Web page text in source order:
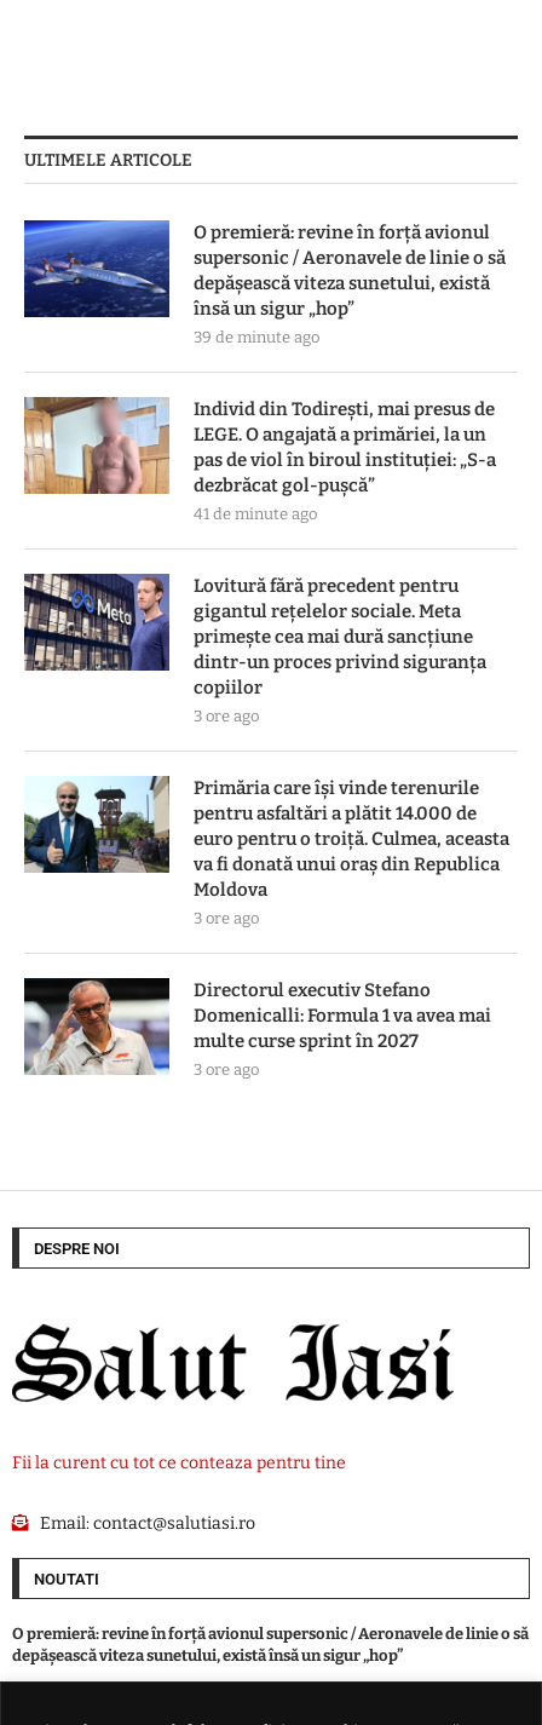
ULTIMELE ARTICOLE
O premieră: revine în forță avionul
supersonic / Aeronavele de linie o să
depășească viteza sunetului, există
însă un sigur „hop”
39 de minute ago
Individ din Todirești, mai presus de
LEGE. O angajată a primăriei, la un
pas de viol în biroul instituției: „S-a
dezbrăcat gol-pușcă”
41 de minute ago
Lovitură fără precedent pentru
gigantul rețelelor sociale. Meta
primește cea mai dură sancțiune
dintr-un proces privind siguranța
copiilor
3 ore ago
Primăria care își vinde terenurile
pentru asfaltări a plătit 14.000 de
euro pentru o troiță. Culmea, aceasta
va fi donată unui oraș din Republica
Moldova
3 ore ago
Directorul executiv Stefano
Domenicalli: Formula 1 va avea mai
multe curse sprint în 2027
3 ore ago
DESPRE NOI
Fii la curent cu tot ce conteaza pentru tine
Email:contact@salutiasi.ro
NOUTATI
O premieră: revine în forță avionul supersonic / Aeronavele de linie o să
depășească viteza sunetului, există însă un sigur „hop”
Individ din Todirești, mai presus de LEGE. O angajată a primăriei, la un